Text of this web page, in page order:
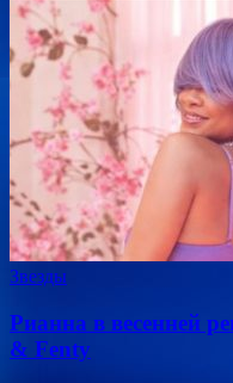
Звезды
Рианна в весенней
& Fenty